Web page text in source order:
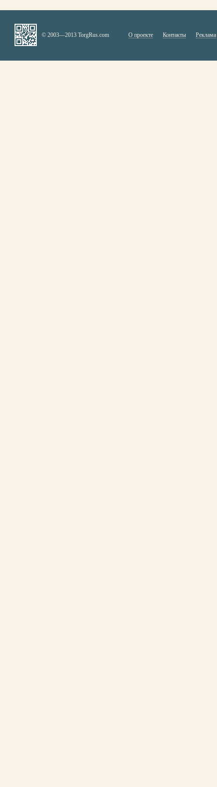
© 2003—2013 TorgRus.com О проекте Контакты Реклама